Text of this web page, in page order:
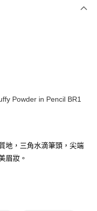
運費
費
Powder in Pencil BR1
地，三角水滴筆頭，尖端
眉妝。